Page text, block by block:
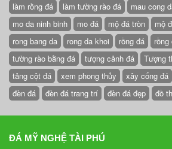
làm rồng đá
làm tường rào đá mau cong
mo da ninh binh
mo đá mộ đá tròn mộ
rong bang da
rong da khoi rồng đá rồng
tường rào bằng đá
tượng cảnh đá Tượng
tảng cột đá
xem phong thủy xây cổng đá
đèn đá
đèn đá trang trí đèn đá đẹp đồ
ĐÁ MỸ NGHỆ TÀI PHÚ